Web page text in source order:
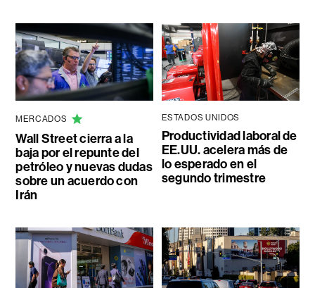
MERCADOS
Wall Street cierra a la
baja por el repunte del
petróleo y nuevas dudas
sobre un acuerdo con
Irán
ESTADOS UNIDOS
Productividad laboral de
EE.UU. acelera más de
lo esperado en el
segundo trimestre